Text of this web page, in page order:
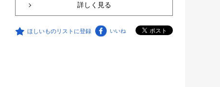
詳しく見る
ほしいものリストに登録 いいね